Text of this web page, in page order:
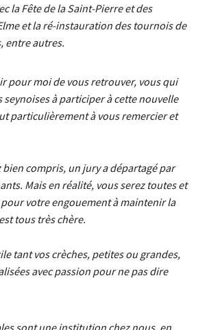
la Fête de la Saint-Pierre et des
et la ré-instauration des tournois de
entre autres.
pour moi de vous retrouver, vous qui
seynoises à participer à cette nouvelle
particulièrement à vous remercier et
bien compris, un jury a départagé par
Mais en réalité, vous serez toutes et
votre engouement à maintenir la
tous très chère.
tant vos crèches, petites ou grandes,
avec passion pour ne pas dire
sont une institution chez nous, en